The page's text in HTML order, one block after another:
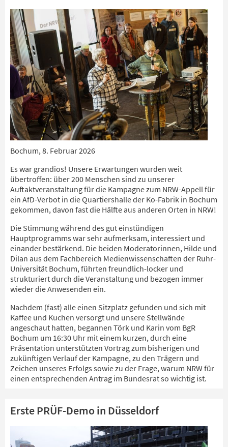
Bochum, 8. Februar 2026
Es war grandios! Unsere Erwartungen wurden weit
übertroffen: über 200 Menschen sind zu unserer
Auftaktveranstaltung für die Kampagne zum NRW-Appell für
ein AfD-Verbot in die Quartiershalle der Ko-Fabrik in Bochum
gekommen, davon fast die Hälfte aus anderen Orten in NRW!
Die Stimmung während des gut einstündigen
Hauptprogramms war sehr aufmerksam, interessiert und
einander bestärkend. Die beiden Moderatorinnen, Hilde und
Dilan aus dem Fachbereich Medienwissenschaften der Ruhr-
Universität Bochum, führten freundlich-locker und
strukturiert durch die Veranstaltung und bezogen immer
wieder die Anwesenden ein.
Nachdem (fast) alle einen Sitzplatz gefunden und sich mit
Kaffee und Kuchen versorgt und unsere Stellwände
angeschaut hatten, begannen Törk und Karin vom BgR
Bochum um 16:30 Uhr mit einem kurzen, durch eine
Präsentation unterstützten Vortrag zum bisherigen und
zukünftigen Verlauf der Kampagne, zu den Trägern und
Zeichen unseres Erfolgs sowie zu der Frage, warum NRW für
einen entsprechenden Antrag im Bundesrat so wichtig ist.
Erste PRÜF-Demo in Düsseldorf